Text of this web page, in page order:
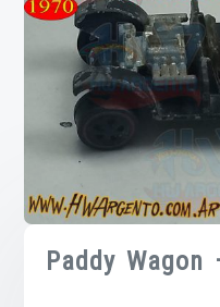
Paddy Wagon